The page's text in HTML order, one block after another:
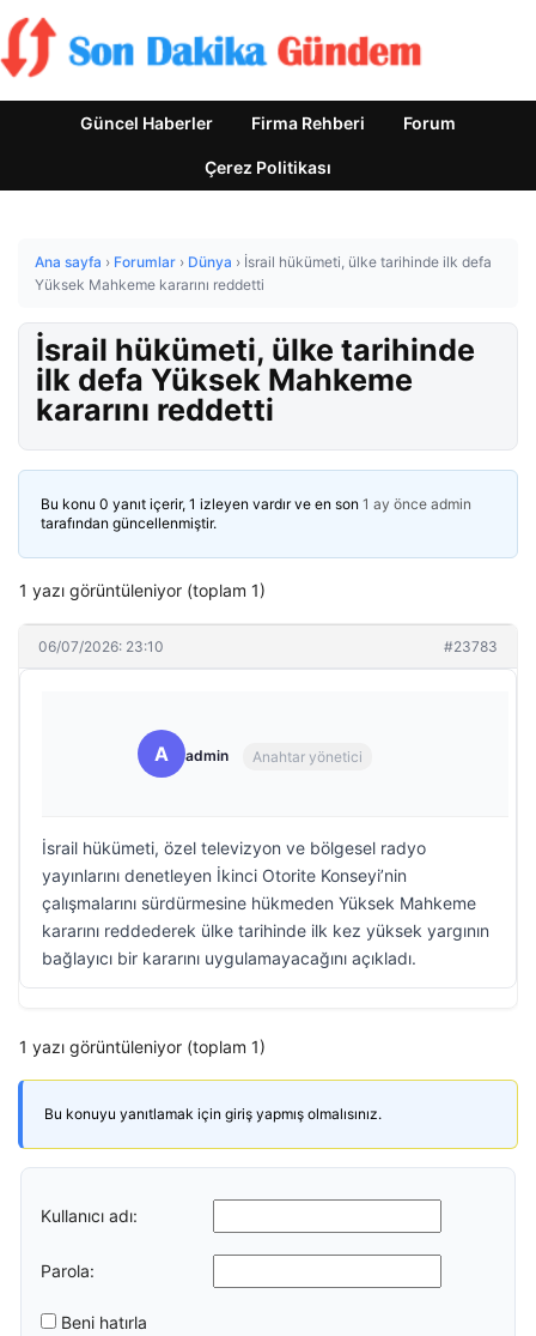
Güncel Haberler Firma Rehberi Forum
Çerez Politikası
Ana sayfa › Forumlar › Dünya › İsrail hükümeti, ülke tarihinde ilk defa
Yüksek Mahkeme kararını reddetti
İsrail hükümeti, ülke tarihinde
ilk defa Yüksek Mahkeme
kararını reddetti
Bu konu 0 yanıt içerir, 1 izleyen vardır ve en son 1 ay önce admin
tarafından güncellenmiştir.
1 yazı görüntüleniyor (toplam 1)
06/07/2026: 23:10 #23783
A admin Anahtar yönetici
İsrail hükümeti, özel televizyon ve bölgesel radyo
yayınlarını denetleyen İkinci Otorite Konseyi’nin
çalışmalarını sürdürmesine hükmeden Yüksek Mahkeme
kararını reddederek ülke tarihinde ilk kez yüksek yargının
bağlayıcı bir kararını uygulamayacağını açıkladı.
1 yazı görüntüleniyor (toplam 1)
Bu konuyu yanıtlamak için giriş yapmış olmalısınız.
Kullanıcı adı:
Parola:
Beni hatırla